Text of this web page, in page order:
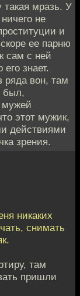
такая мразь. У
не
и
ее парню
сам с ней
знает.
ряда вон, там
был,
мужей
этот мужик,
действиями
зрения.
никаких
снимать
там
пришли